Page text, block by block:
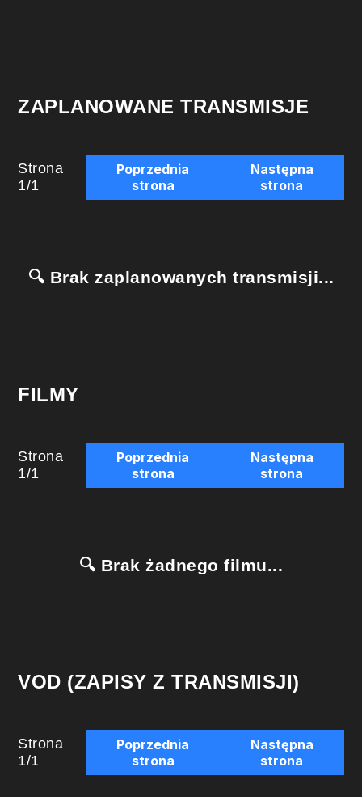
ZAPLANOWANE TRANSMISJE
Strona
1/1
Poprzednia
strona
Następna
strona
🔍 Brak zaplanowanych transmisji...
FILMY
Strona
1/1
Poprzednia
strona
Następna
strona
🔍 Brak żadnego filmu...
VOD (ZAPISY Z TRANSMISJI)
Strona
1/1
Poprzednia
strona
Następna
strona